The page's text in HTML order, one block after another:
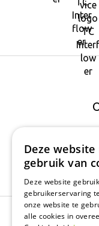
Tuincentrum
Deze
gebruik van
Deze website
gebruikerservaring
onze website te
alle cookies in